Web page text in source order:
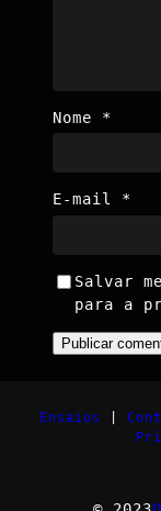
Nome *
E-mail *
Salvar
para a
Ensaios